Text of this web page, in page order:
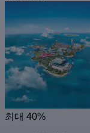
최대 40%